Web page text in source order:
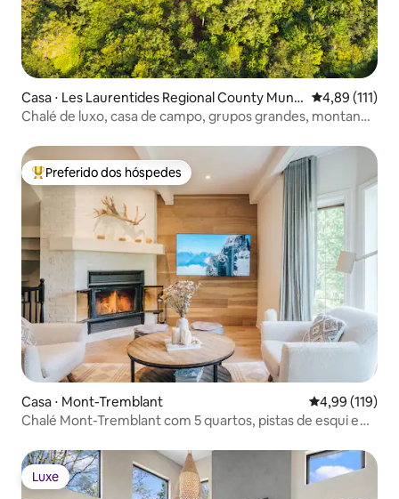
Casa ⋅ Les Laurentides Regional County Munic
ipality
4,89 de uma
4,89 (111)
Chalé de luxo, casa de campo, grupos grandes, montanha
Entre os melhores preferidos dos hóspedes
Preferido dos hóspedes
Casa ⋅ Mont-Tremblant 4,99 de uma
4,99 (119)
Chalé Mont-Tremblant com 5 quartos, pistas de esqui e
Luxe
Luxe